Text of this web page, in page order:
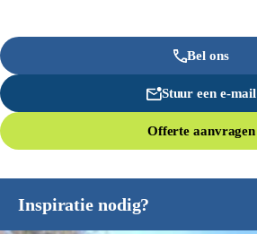
Bel ons
Stuur een e-mail
Offerte aanvragen
Inspiratie nodig?